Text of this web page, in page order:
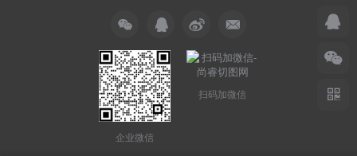
企业微信
扫码加微信